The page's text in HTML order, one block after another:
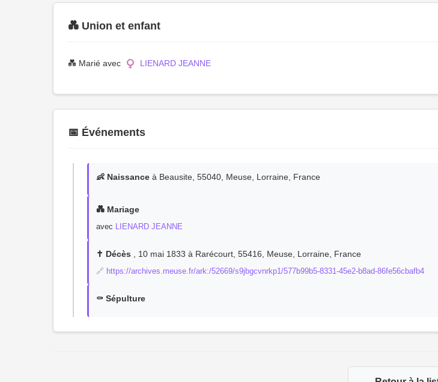
💑 Union et enfant
💑 Marié avec LIENARD JEANNE
📅 Événements
👶 Naissance à Beausite, 55040, Meuse, Lorraine, France
💑 Mariage
avec LIENARD JEANNE
✝️ Décès , 10 mai 1833 à Rarécourt, 55416, Meuse, Lorraine, France
🔗 https://archives.meuse.fr/ark:/52669/s9jbgcvnrkp1/577b99b5-8331-45e2-b8ad-86fe56cbafb4
⚰️ Sépulture